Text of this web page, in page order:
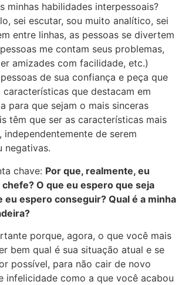
minhas habilidades interpessoais?
sei escutar, sou muito analítico, sei
entre linhas, as pessoas se divertem
me contam seus problemas,
amizades com facilidade, etc.)
de sua confiança e peça que
características que destacam em
para que sejam o mais sinceras
têm que ser as características mais
independentemente de serem
negativas.
chave: Por que, realmente, eu
O que eu espero que seja
eu espero conseguir? Qual é a minha
porque, agora, o que você mais
bem qual é sua situação atual e se
possível, para não cair de novo
infelicidade como a que você acabou